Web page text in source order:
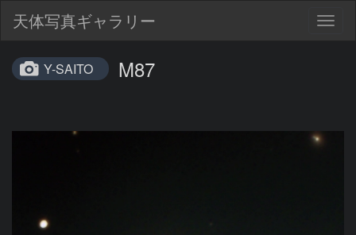
天体写真ギャラリー
Y-SAITO M87